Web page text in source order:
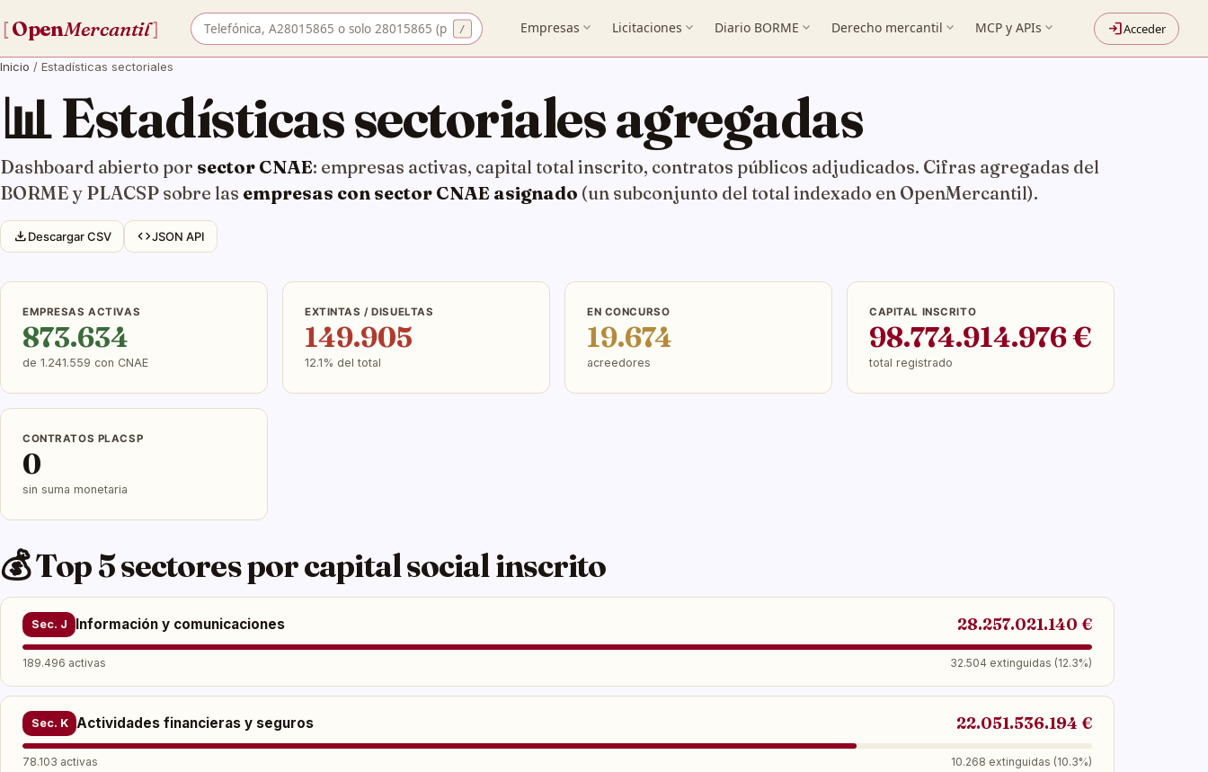
[ OpenMercantil] Buscar empresa por nombre o CIF Empresas expand_more Licitaciones expand_more Diario BORME expand_more Derecho mercantil expand_more MCP y APIs expand_more loginAcceder
Inicio / Estadísticas sectoriales
📊 Estadísticas sectoriales agregadas
Dashboard abierto por sector CNAE: empresas activas, capital total inscrito, contratos públicos adjudicados. Cifras agregadas del
BORME y PLACSP sobre las empresas con sector CNAE asignado (un subconjunto del total indexado en OpenMercantil).
downloadDescargar CSV codeJSON API
EMPRESAS ACTIVAS
873.634
de 1.241.559 con CNAE
EXTINTAS / DISUELTAS
149.905
12.1% del total
EN CONCURSO
19.674
acreedores
CAPITAL INSCRITO
98.774.914.976 €
total registrado
CONTRATOS PLACSP
0
sin suma monetaria
💰 Top 5 sectores por capital social inscrito
Sec. J Información y comunicaciones 28.257.021.140 €
189.496 activas 32.504 extinguidas (12.3%)
Sec. K Actividades financieras y seguros 22.051.536.194 €
78.103 activas 10.268 extinguidas (10.3%)